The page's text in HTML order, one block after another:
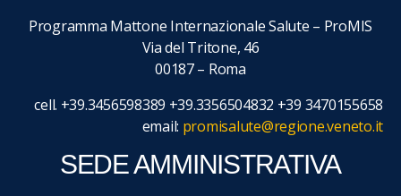
Programma Mattone Internazionale Salute – ProMIS
Via del Tritone, 46
00187 – Roma
cell. +39.3456598389 +39.3356504832 +39 3470155658
email: promisalute@regione.veneto.it
SEDE AMMINISTRATIVA